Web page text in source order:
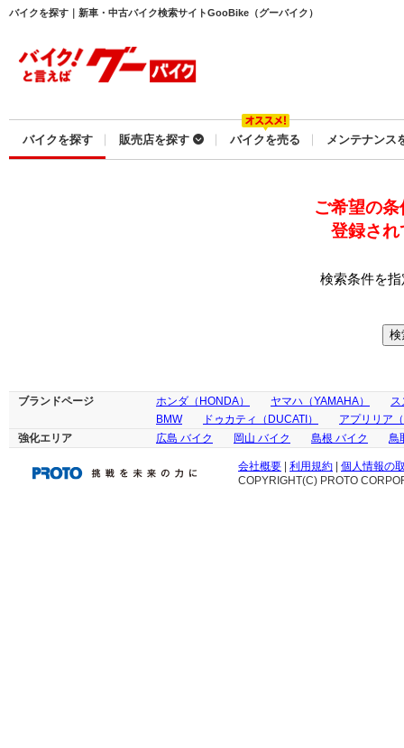
バイクを探す｜新車・中古バイク検索サイトGooBike（グーバイク）
バイクを探す 販売店を探す バイクを売る メンテナンス
ご希望の
登録され
検索条件を
ブランドページ ホンダ（HONDA） ヤマハ（YAMAHA）
ス
BMW
ドゥカティ（DUCATI）
アプリリア
強化エリア
広島 バイク 岡山 バイク 島根 バイク 鳥
会社概要 利用規約
個人情報の
COPYRIGHT(C) PROTO